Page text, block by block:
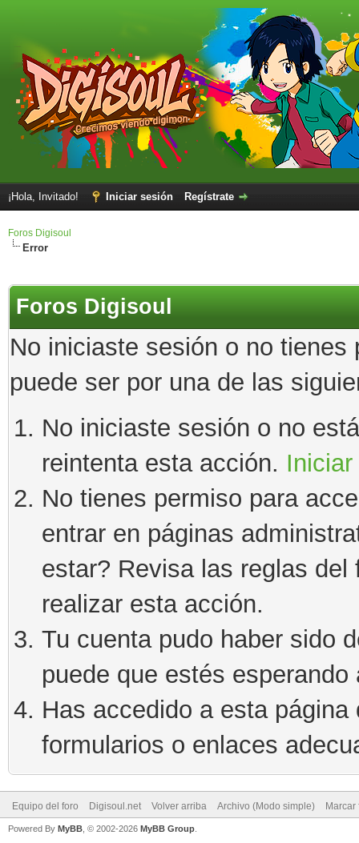
¡Hola, Invitado! Iniciar sesión Regístrate
Foros Digisoul
Error
Foros Digisoul
No iniciaste sesión o no
puede ser por una de las
No iniciaste sesión o no
reintenta esta acción.
No tienes permiso para
entrar en páginas
estar? Revisa las reglas
realizar esta acción.
Tu cuenta pudo haber sido
puede que estés esperando
Has accedido a esta
formularios o enlaces
Equipo del foro Digisoul.net Volver arriba Archivo (Modo simple)
Powered By MyBB , © 2002-2026 MyBB Group